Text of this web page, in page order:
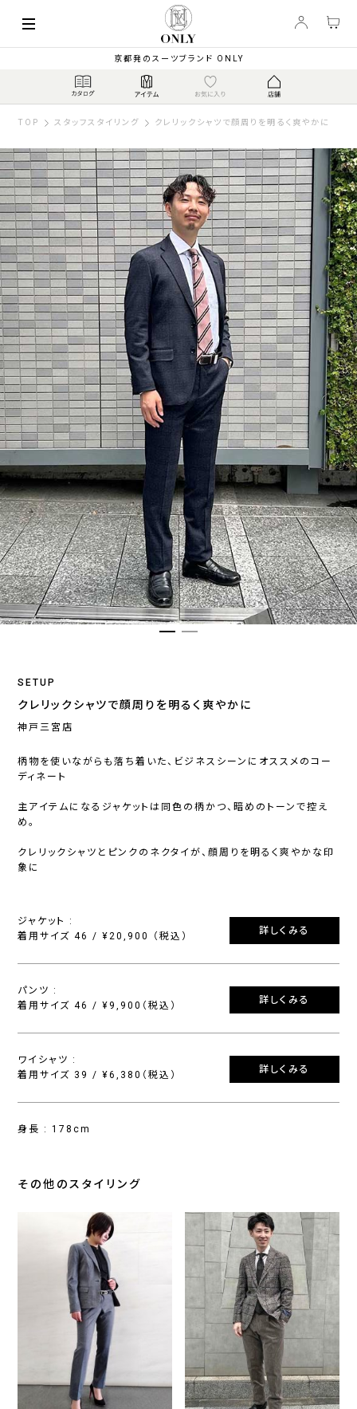
京都発のスーツブランド ONLY
TOP スタッフスタイリング クレリックシャツで顔周りを明るく爽やかに
SETUP
クレリックシャツで顔周りを明るく爽やかに
神戸三宮店
柄物を使いながらも落ち着いた、ビジネスシーンにオススメのコー
ディネート
主アイテムになるジャケットは同色の柄かつ、暗めのトーンで控え
め。
クレリックシャツとピンクのネクタイが、顔周りを明るく爽やかな印
象に
ジャケット :
着用サイズ 46 / ¥20,900 （税込）
詳しくみる
パンツ :
着用サイズ 46 / ¥9,900（税込）
詳しくみる
ワイシャツ :
着用サイズ 39 / ¥6,380（税込）
詳しくみる
身長 : 178cm
その他のスタイリング